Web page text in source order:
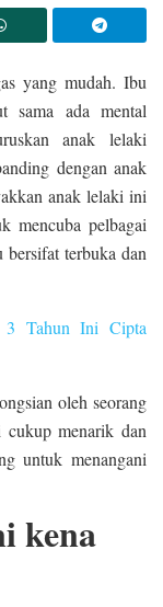
yang mudah. Ibu
sama ada mental
anak lelaki
dengan anak
anak lelaki ini
mencuba pelbagai
terbuka dan
3 Tahun Ini Cipta
oleh seorang
menarik dan
untuk menangani
kena